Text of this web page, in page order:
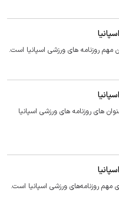
مهم روزنامه های ورزشی اسپانیا است.
های روزنامه های ورزشی اسپانیا
مهم روزنامه‌های ورزشی اسپانیا است.